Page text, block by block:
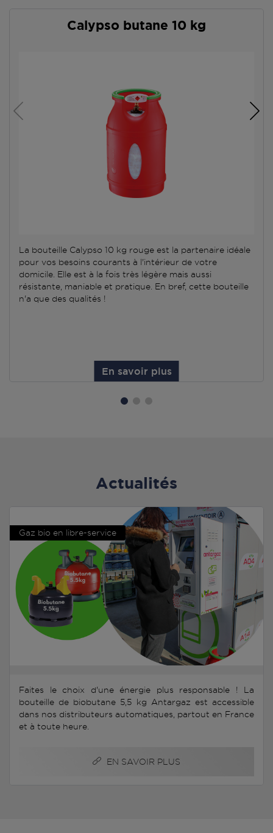
Calypso butane 10 kg
La bouteille Calypso 10 kg rouge est la partenaire idéale
pour vos besoins courants à l'intérieur de votre
domicile. Elle est à la fois très légère mais aussi
résistante, maniable et pratique. En bref, cette bouteille
n'a que des qualités !
En savoir plus
Actualités
Gaz bio en libre-service
Faites le choix d'une énergie plus responsable ! La
bouteille de biobutane 5,5 kg Antargaz est accessible
dans nos distributeurs automatiques, partout en France
et à toute heure.
EN SAVOIR PLUS